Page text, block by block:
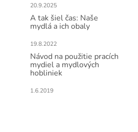
20.9.2025
A tak šiel čas: Naše
mydlá a ich obaly
19.8.2022
Návod na použitie pracích
mydiel a mydlových
hobliniek
1.6.2019